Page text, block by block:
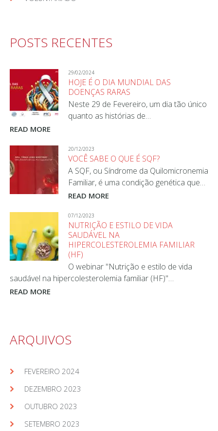
POSTS RECENTES
29/02/2024
HOJE É O DIA MUNDIAL DAS
DOENÇAS RARAS
Neste 29 de Fevereiro, um dia tão único
quanto as histórias de…
READ MORE
20/12/2023
VOCÊ SABE O QUE É SQF?
A SQF, ou Síndrome da Quilomicronemia
Familiar, é uma condição genética que…
READ MORE
07/12/2023
NUTRIÇÃO E ESTILO DE VIDA
SAUDÁVEL NA
HIPERCOLESTEROLEMIA FAMILIAR
(HF)
O webinar "Nutrição e estilo de vida
saudável na hipercolesterolemia familiar (HF)"…
READ MORE
ARQUIVOS
FEVEREIRO 2024
DEZEMBRO 2023
OUTUBRO 2023
SETEMBRO 2023